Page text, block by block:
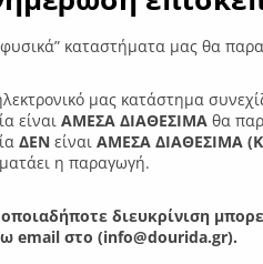
κατασκευής, με όμορφη
47 εκ. Ύψος: 60 εκ.
απόχρωσης στο
καταστήματα μας θα
μας κατάστημα
είναι ΑΜΕΣΑ ΔΙΑΘΕΣΙΜΑ θα
ΔΕΝ είναι ΑΜΕΣΑ ΔΙΑΘΕΣΙΜΑ
η παραγωγή.
οποιαδήποτε διευκρίνιση
email στο (info@dourida.gr).